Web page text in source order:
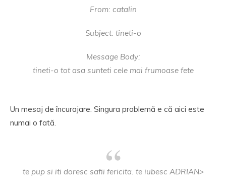
From: catalin
Subject: tineti-o
Message Body:
tineti-o tot asa sunteti cele mai frumoase fete
Un mesaj de încurajare. Singura problemă e că aici este
numai o fată.
te pup si iti doresc safii fericita. te iubesc ADRIAN>